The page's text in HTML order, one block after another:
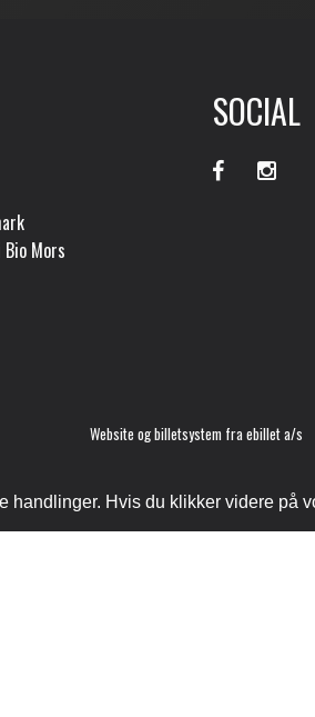
Hvis du klikker videre på
Mors
SOCIAL
Website og billetsystem fra ebillet a/s